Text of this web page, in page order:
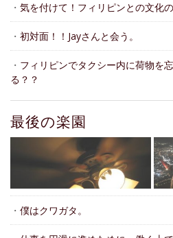
・ 気を付けて！フィリピンとの文化
・ 初対面！！Jayさんと会う。
・ フィリピンでタクシー内に荷物を
る？？
最後の楽園
・ 僕はクワガタ。